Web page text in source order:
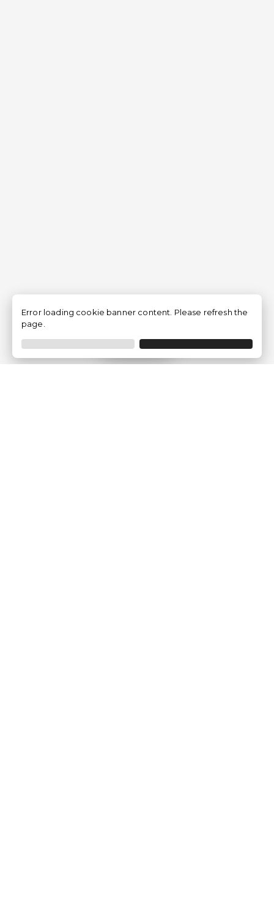
Filtrar
Error loading cookie banner content. Please refresh the
page.